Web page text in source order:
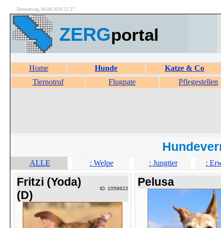
Donnerstag, 06.08.2026 22:27
ZERGportal
Home Hunde
Katze & Co
Tiernotruf
Flugpate Pflegestellen
ALLE : Welpe : Jungtier :
Fritzi (Yoda)
(D)
ID: 1059622
Pelusa